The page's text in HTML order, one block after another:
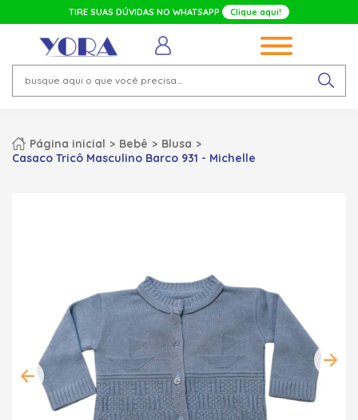
TIRE SUAS DÚVIDAS NO WHATSAPP Clique aqui!
Página inicial Bebê
Blusa
Casaco Tricô Masculino Barco 931 - Michelle